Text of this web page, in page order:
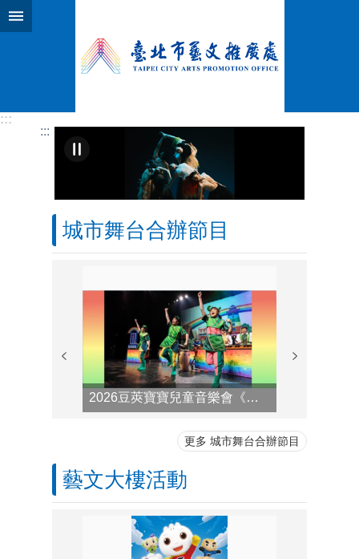
跳到主要內容區塊
:::
:::
城市舞台合辦節目
2026豆莢寶寶兒童音樂會《咻咻～魔幻擊樂秀》
更多 城市舞台合辦節目
藝文大樓活動